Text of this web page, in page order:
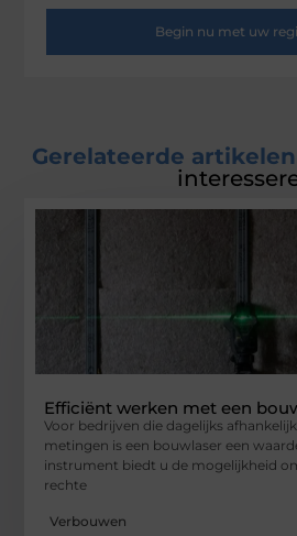
Begin nu met uw
Gerelateerde artikelen
Efficiënt werken met een
Voor bedrijven die dagelijks
metingen is een bouwlaser een
instrument biedt u de mogelijkheid
rechte
Verbouwen